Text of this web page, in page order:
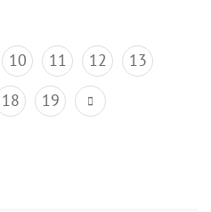
10 11 12
13
18 19